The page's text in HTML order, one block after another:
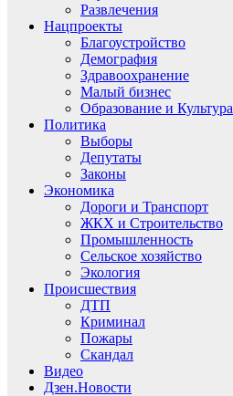
Развлечения
Нацпроекты
Благоустройство
Демография
Здравоохранение
Малый бизнес
Образование и Культура
Политика
Выборы
Депутаты
Законы
Экономика
Дороги и Транспорт
ЖКХ и Строительство
Промышленность
Сельское хозяйство
Экология
Происшествия
ДТП
Криминал
Пожары
Скандал
Видео
Дзен.Новости